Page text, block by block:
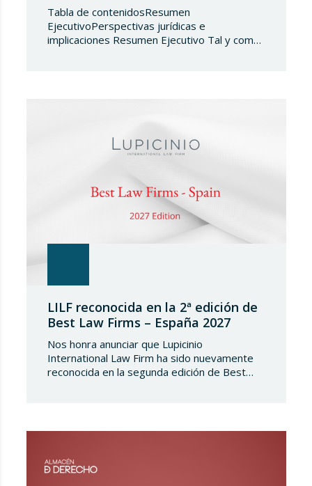
Tabla de contenidosResumen
EjecutivoPerspectivas jurídicas e
implicaciones Resumen Ejecutivo Tal y como
transposición de la…
LILF reconocida en la 2ª edición de
Best Law Firms – España 2027
Nos honra anunciar que Lupicinio
International Law Firm ha sido nuevamente
reconocida en la segunda edición de Best
consolida una nueva referencia en la
Tras más de una década de trayectoria en
Estados Unidos…